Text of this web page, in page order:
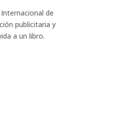
de
publicitaria y
a un libro.